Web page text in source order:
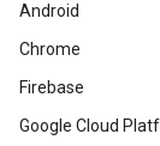
Android
Chrome
Firebase
Google Cloud